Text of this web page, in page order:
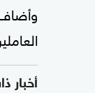
أخبار